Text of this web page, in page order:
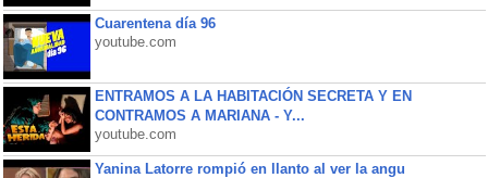
Cuarentena día 96
youtube.com
ENTRAMOS A LA HABITACIÓN SECRETA Y EN
CONTRAMOS A MARIANA - Y...
youtube.com
Yanina Latorre rompió en llanto al ver la angu